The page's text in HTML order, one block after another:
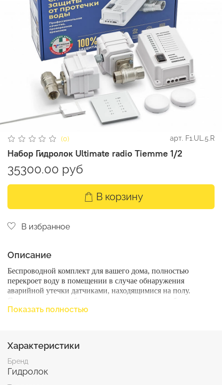
(0) арт. F1.UL.5.R
Набор Гидролок Ultimate radio Tiemme 1/2
35300.00 руб
В корзину
В избранное
Описание
Беспроводной комплект для вашего дома, полностью
перекроет воду в помещении в случае обнаружения
аварийной утечки датчиками, находящимися на полу.
дополнительный монтаж для датчиков. Краны работают как
моментом, что позволяет им перекрывать даже самую
тяжелую и загрязненую воду
Комплект Gidrolock Radio прост в управлении и установке.
Показать полностью
Характеристики
Бренд
Гидролок